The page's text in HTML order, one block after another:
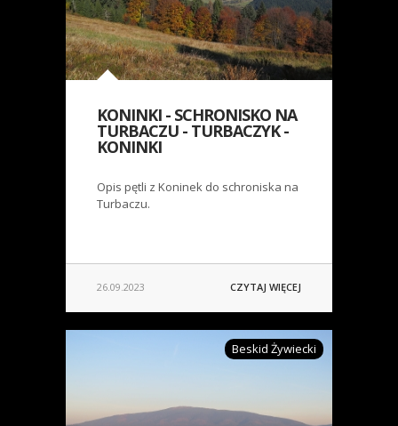
KONINKI - SCHRONISKO NA
TURBACZU - TURBACZYK -
KONINKI
Opis pętli z Koninek do schroniska na
Turbaczu.
26.09.2023 CZYTAJ WIĘCEJ
Beskid Żywiecki